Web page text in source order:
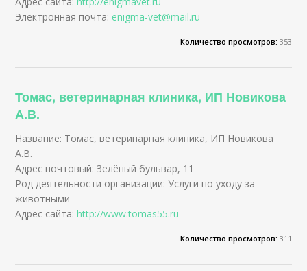
Электронная почта: enigma-vet@mail.ru
Количество просмотров: 353
Томас, ветеринарная клиника, ИП Новикова
А.В.
Название: Томас, ветеринарная клиника, ИП Новикова
А.В.
Адрес почтовый: Зелёный бульвар, 11
Род деятельности организации: Услуги по уходу за
животными
Адрес сайта:http://www.tomas55.ru
Количество просмотров: 311